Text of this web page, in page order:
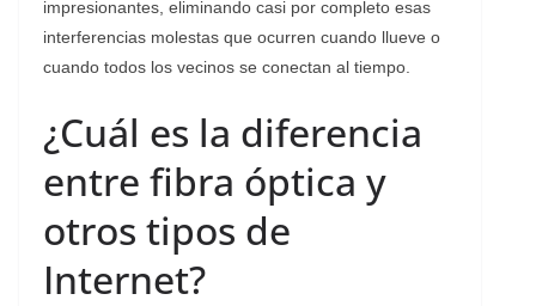
impresionantes, eliminando casi por completo esas
interferencias molestas que ocurren cuando llueve o
cuando todos los vecinos se conectan al tiempo.
¿Cuál es la diferencia
entre fibra óptica y
otros tipos de
Internet?